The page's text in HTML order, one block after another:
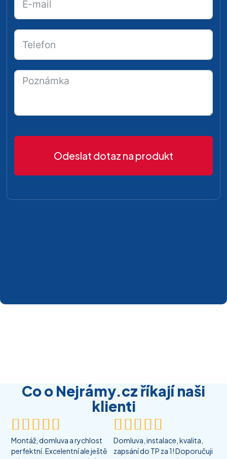
Odeslat dotaz na produkt
Co o Nejrámy.cz říkají naši
klienti

Montáž, domluva a rychlost
perfektní. Excelentní ale ještě

Domluva, instalace, kvalita,
zapsání do TP za 1! Doporučuji